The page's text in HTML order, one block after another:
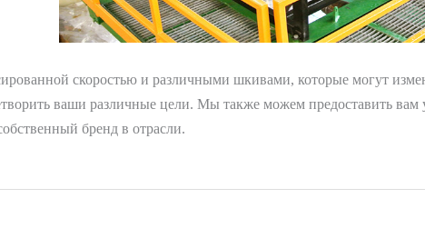
скоростью и различными шкивами, которые могут
ваши различные цели. Мы также можем предоставить
бренд в отрасли.